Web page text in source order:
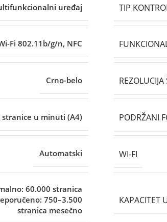
uređaj TIP
Fi 802.11b/g/n, NFC
Crno-belo
stranice u minuti (A4) PODRŽANI
Automatski WI-FI
60.000 stranica
750–3.500
stranica mesečno
KAPACITET